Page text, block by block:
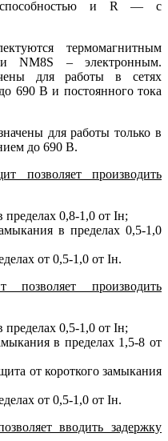
способностью и R — с
термомагнитным
NM8S – электронным.
для работы в сетях
690 В и постоянного тока
для работы только в
до 690 В.
позволяет производить
пределах 0,8-1,0 от Iн;
в пределах 0,5-1,0
от 0,5-1,0 от Iн.
производить
пределах 0,5-1,0 от Iн;
в пределах 1,5-8 от
от короткого замыкания
от 0,5-1,0 от Iн.
вводить задержку